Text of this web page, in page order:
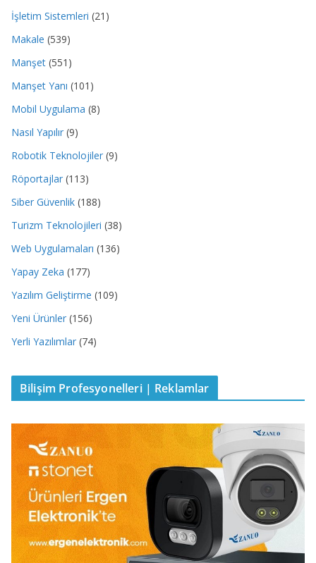
İşletim Sistemleri (21)
Makale (539)
Manşet (551)
Manşet Yanı (101)
Mobil Uygulama (8)
Nasıl Yapılır (9)
Robotik Teknolojiler (9)
Röportajlar (113)
Siber Güvenlik (188)
Turizm Teknolojileri (38)
Web Uygulamaları (136)
Yapay Zeka (177)
Yazılım Geliştirme (109)
Yeni Ürünler (156)
Yerli Yazılımlar (74)
Bilişim Profesyonelleri | Reklamlar